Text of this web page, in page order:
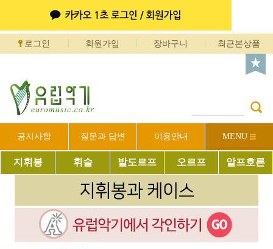
로그인 회원가입 장바구니 최근본상품
공지사항 질문과 답변 이용안내 MENU
지휘봉 휘슬 발도르프 오르프 알프호른